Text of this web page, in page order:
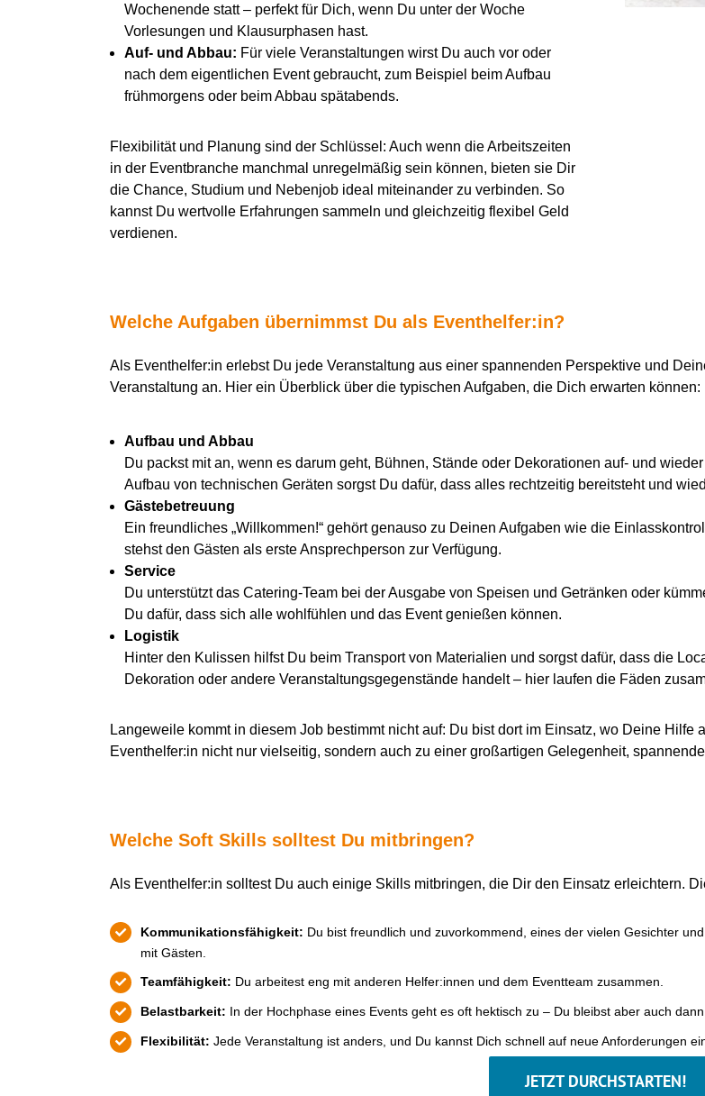
Wochenende statt – perfekt für Dich, wenn Du unter der Woche
Vorlesungen und Klausurphasen hast.
Auf- und Abbau: Für viele Veranstaltungen wirst Du auch vor oder
nach dem eigentlichen Event gebraucht, zum Beispiel beim Aufbau
frühmorgens oder beim Abbau spätabends.
Flexibilität und Planung sind der Schlüssel: Auch wenn die Arbeitszeiten
in der Eventbranche manchmal unregelmäßig sein können, bieten sie Dir
die Chance, Studium und Nebenjob ideal miteinander zu verbinden. So
kannst Du wertvolle Erfahrungen sammeln und gleichzeitig flexibel Geld
verdienen.
Welche Aufgaben übernimmst Du als Eventhelfer:in?
Als Eventhelfer:in erlebst Du jede Veranstaltung aus einer spannenden Perspektive und
Veranstaltung an. Hier ein Überblick über die typischen Aufgaben, die Dich erwarten können:
Aufbau und Abbau
Du packst mit an, wenn es darum geht, Bühnen, Stände oder Dekorationen auf- und
Aufbau von technischen Geräten sorgst Du dafür, dass alles rechtzeitig bereitsteht und
Gästebetreuung
Ein freundliches „Willkommen!“ gehört genauso zu Deinen Aufgaben wie die
stehst den Gästen als erste Ansprechperson zur Verfügung.
Service
Du unterstützt das Catering-Team bei der Ausgabe von Speisen und Getränken oder
Du dafür, dass sich alle wohlfühlen und das Event genießen können.
Logistik
Hinter den Kulissen hilfst Du beim Transport von Materialien und sorgst dafür, dass die
Dekoration oder andere Veranstaltungsgegenstände handelt – hier laufen die Fäden
Langeweile kommt in diesem Job bestimmt nicht auf: Du bist dort im Einsatz, wo Deine Hilfe
Eventhelfer:in nicht nur vielseitig, sondern auch zu einer großartigen Gelegenheit,
Welche Soft Skills solltest Du mitbringen?
Als Eventhelfer:in solltest Du auch einige Skills mitbringen, die Dir den Einsatz erleichtern.
Kommunikationsfähigkeit: Du bist freundlich und zuvorkommend, eines der vielen Gesichter
mit Gästen.
Teamfähigkeit: Du arbeitest eng mit anderen Helfer:innen und dem Eventteam zusammen.
Belastbarkeit: In der Hochphase eines Events geht es oft hektisch zu – Du bleibst aber auch
Flexibilität: Jede Veranstaltung ist anders, und Du kannst Dich schnell auf neue Anforderungen
JETZT DURCHSTARTEN!